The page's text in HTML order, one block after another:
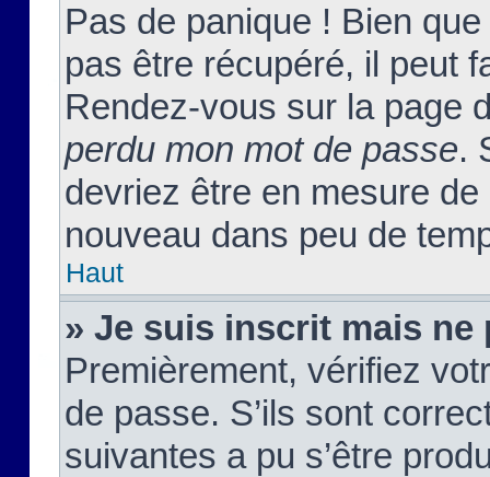
Pas de panique ! Bien
pas être récupéré, il peut
Rendez-vous sur la page
perdu mon mot de passe.
devriez être en mesure
nouveau dans peu de
Haut
» Je suis inscrit mais ne
Premièrement, vérifiez
de passe. S’ils sont
suivantes a pu s’être